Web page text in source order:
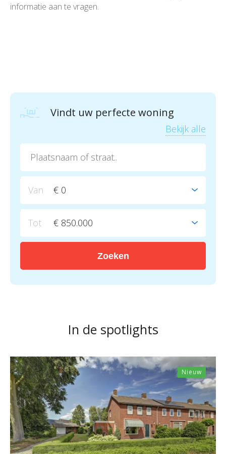
informatie aan te vragen.
Vindt uw perfecte woning
Bekijk alle
€ 0
€ 850.000
Zoeken
In de spotlights
Nieuw